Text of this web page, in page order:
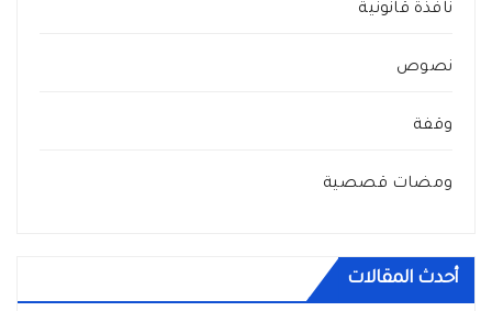
نافذة قانونية
نصوص
وقفة
ومضات قصصية
أحدث المقالات